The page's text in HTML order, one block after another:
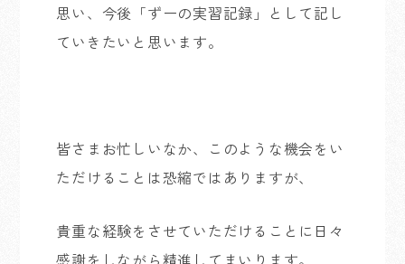
思い、今後「ずーの実習記録」として記し
ていきたいと思います。
皆さまお忙しいなか、このような機会をい
ただけることは恐縮ではありますが、
貴重な経験をさせていただけることに日々
感謝をしながら精進してまいります。